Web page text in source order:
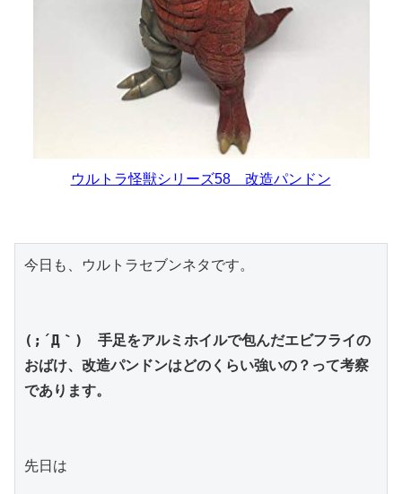
ウルトラ怪獣シリーズ58 改造パンドン
今日も、ウルトラセブンネタです。
(;´Д｀)　手足をアルミホイルで包んだエビフライの
おばけ、改造パンドンはどのくらい強いの？って考察
であります。
先日は